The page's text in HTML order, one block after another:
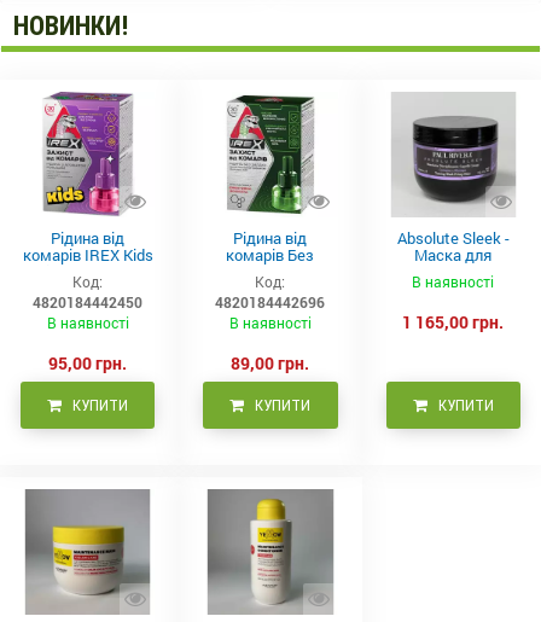
НОВИНКИ!
Рідина від
комарів IREX Kids
д/дітей (30 ночей),
20мл
Код:
4820184442450
В наявності
95,00 грн.
КУПИТИ
Рідина від
комарів Без
запаху IREX (30
ночей), 20мл
Код:
4820184442696
В наявності
89,00 грн.
КУПИТИ
Absolute Sleek -
Маска для
неслухняного
волосся 300 мл
В наявності
1 165,00 грн.
КУПИТИ